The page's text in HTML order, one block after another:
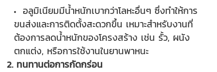
อลูมิเนียมมีน้ำหนักเบากว่าโลหะอื่นๆ ซึ่งทำให้การ
ขนส่งและการติดตั้งสะดวกขึ้น เหมาะสำหรับงานที่
ต้องการลดน้ำหนักของโครงสร้าง เช่น รั้ว, ผนัง
ตกแต่ง, หรือการใช้งานในยานพาหนะ
2. ทนทานต่อการกัดกร่อน